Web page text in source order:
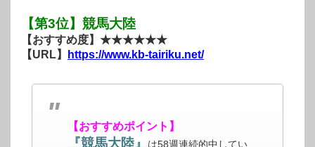
【第3位】競馬大陸
【おすすめ度】★★★★★★
【URL】
https://www.kb-tairiku.net/
【おすすめポイント】
『競馬大陸』
は58週連続的中してい